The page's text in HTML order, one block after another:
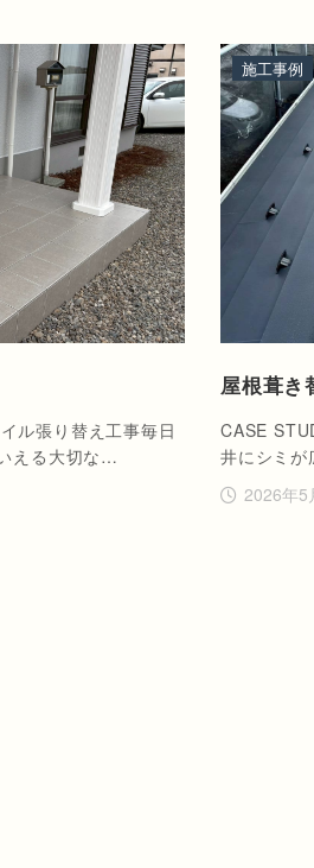
ル張り替え工事毎日
える大切な…
屋根葺
CASE
井にシミ
2026年5
施工事例